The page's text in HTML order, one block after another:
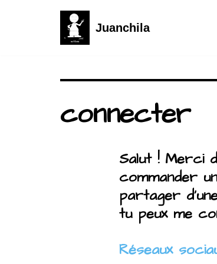
Juanchila
connecter
Salut ! Merci
commander
partager
tu peux me
Réseaux